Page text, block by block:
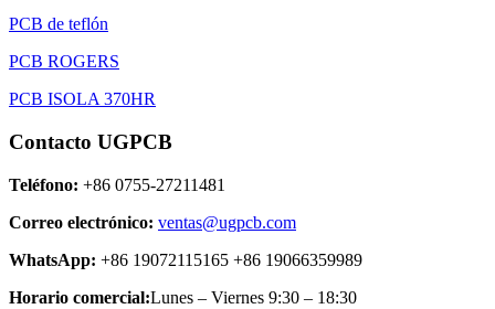
PCB de teflón
PCB ROGERS
PCB ISOLA 370HR
Contacto UGPCB
Teléfono: +86 0755-27211481
Correo electrónico: ventas@ugpcb.com
WhatsApp: +86 19072115165 +86 19066359989
Horario comercial:Lunes – Viernes 9:30 – 18:30